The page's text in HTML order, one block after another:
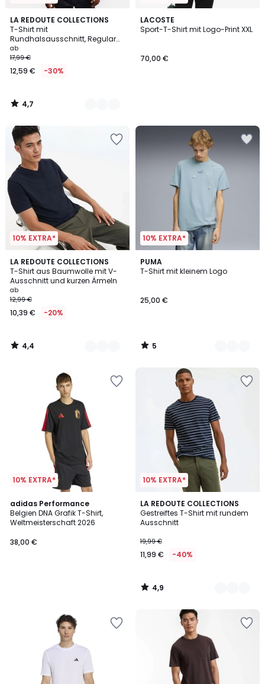
LA REDOUTE COLLECTIONS
T-Shirt mit
Rundhalsausschnitt, Regular
Fit, aus Slub-Baumwolle
ab
17,99 €
12,59 € -30%
4,7
/ 5
3
Farben
4,7
/
LACOSTE
Sport-T-Shirt mit Logo-Print XXL
70,00 €
10% EXTRA*
LA REDOUTE COLLECTIONS
T-Shirt aus Baumwolle mit V-
Ausschnitt und kurzen Ärmeln
ab
12,99 €
10,39 € -20%
4,4
/ 5
5
Farben
4,4
/
10% EXTRA*
PUMA
T-Shirt mit kleinem Logo
25,00 €
5
/
3
Farben
5
/
10% EXTRA*
adidas Performance
Belgien DNA Grafik T-Shirt,
Weltmeisterschaft 2026
38,00 €
10% EXTRA*
LA REDOUTE COLLECTIONS
Gestreiftes T-Shirt mit rundem
Ausschnitt
19,99 €
11,99 € -40%
4,9
/ 5
2
Farben
4,9
/